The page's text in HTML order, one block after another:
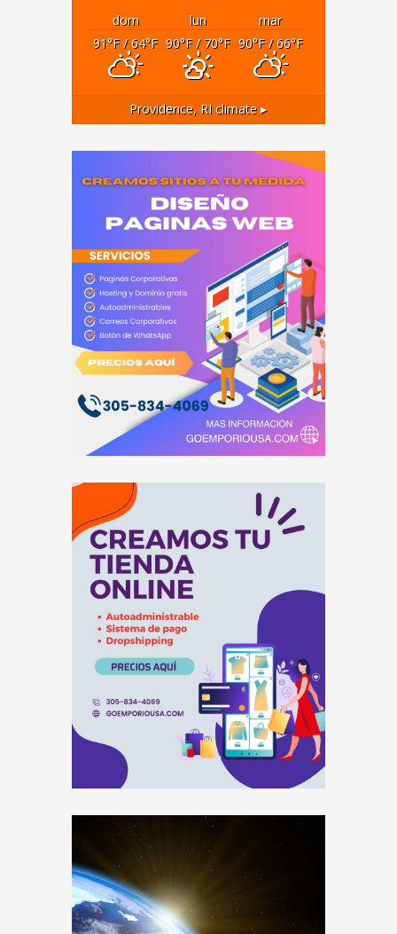
dom lun
mar
91°F/ 64°F 90°F/ 70°F 90°F/ 66°F
Providence, RI climate ▸